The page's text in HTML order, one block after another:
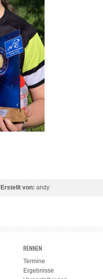
Erstellt von: andy
RENNEN
Termine
Ergebnisse